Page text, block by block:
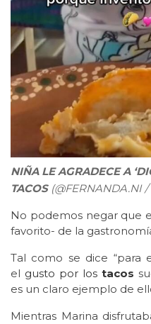
NIÑA LE AGRADECE A
TACOS (@FERNANDA.NI
No podemos negar que
favorito- de la
Tal como se dice “para
el gusto por los tacos
es un claro ejemplo de
Mientras Marina